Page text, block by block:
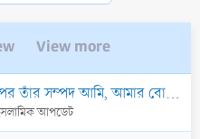
View more
নিয়মানুযায়ী ভাগ করে নিয়েছি। এক বছর পর আমার মা মারা গেলেন। এখন মায়ের সম্পত্তি কে পাবে?
আপডেট